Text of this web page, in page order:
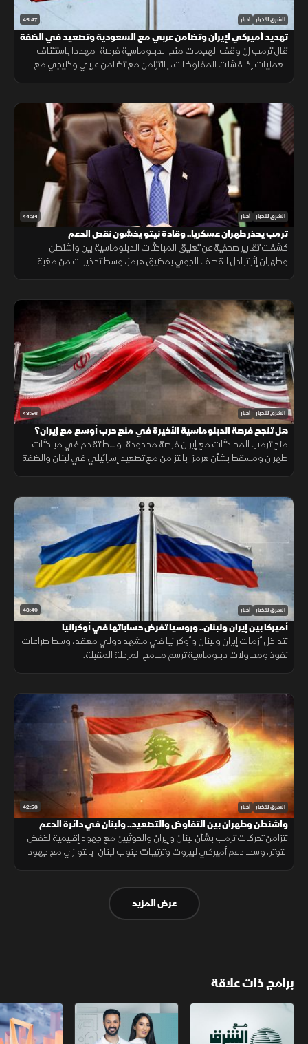
45:47 الشرق للأخبار أخبار
تهديد أميركي لإيران وتضامن عربي مع السعودية وتصعيد في الضفة
قال ترمب إن وقف الهجمات منح الدبلوماسية فرصة، مهددا باستئناف
العمليات إذا فشلت المفاوضات، بالتزامن مع تضامن عربي وخليجي مع
44:24 الشرق للأخبار أخبار
ترمب يحذر طهران عسكريا.. وقادة نيتو يخشون نقص الدعم
كشفت تقارير صحفية عن تعليق المباحثات الدبلوماسية بين واشنطن
وطهران إثر تبادل القصف الجوي بمضيق هرمز، وسط تحذيرات من مغبة
43:56 الشرق للأخبار أخبار
هل تنجح فرصة الدبلوماسية الأخيرة في منع حرب أوسع مع إيران؟
منح ترمب المحادثات مع إيران فرصة محدودة، وسط تقدم في مباحثات
طهران ومسقط بشأن هرمز، بالتزامن مع تصعيد إسرائيلي في لبنان والضفة
43:49 الشرق للأخبار أخبار
أميركا بين إيران ولبنان.. وروسيا تفرض حساباتها في أوكرانيا
تتداخل أزمات إيران ولبنان وأوكرانيا في مشهد دولي معقد، وسط صراعات
نفوذ ومحاولات دبلوماسية ترسم ملامح المرحلة المقبلة.
42:53 الشرق للأخبار أخبار
واشنطن وطهران بين التفاوض والتصعيد.. ولبنان في دائرة الدعم
تتزامن تحركات ترمب بشأن لبنان وإيران والحوثيين مع جهود إقليمية لخفض
التوتر، وسط دعم أميركي لبيروت وترتيبات جنوب لبنان، بالتوازي مع جهود
عرض المزيد
برامج ذات علاقة
مع الشرق الأوسط الخبر الآخر أخبار الشرق